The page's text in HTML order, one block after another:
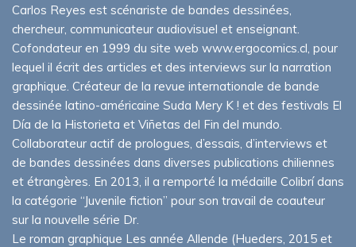
Carlos Reyes est scénariste de bandes dessinées,
chercheur, communicateur audiovisuel et enseignant.
Cofondateur en 1999 du site web www.ergocomics.cl, pour
lequel il écrit des articles et des interviews sur la narration
graphique. Créateur de la revue internationale de bande
dessinée latino-américaine Suda Mery K ! et des festivals El
Día de la Historieta et Viñetas del Fin del mundo.
Collaborateur actif de prologues, d’essais, d’interviews et
de bandes dessinées dans diverses publications chiliennes
et étrangères. En 2013, il a remporté la médaille Colibrí dans
la catégorie “Juvenile fiction” pour son travail de coauteur
sur la nouvelle série Dr.
Le roman graphique Les année Allende (Hueders, 2015 et